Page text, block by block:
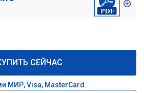
СЕЙЧАС
МИР, Visa, MasterCard